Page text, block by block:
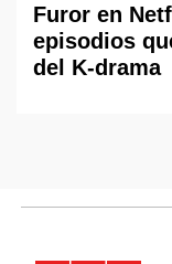
Furor en
episodios
del K-drama